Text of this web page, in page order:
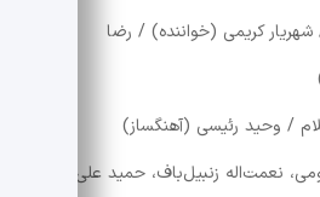
کریمی (خواننده) / رضا
/ وحید رئیسی (آهنگساز)
نعمت‌اله زنبیل‌باف، حمید علی‌نیا